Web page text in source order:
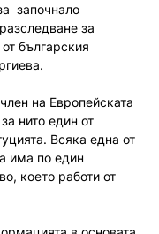
започнало
за
българския
на Европейската
нито един от
Всяка една от
има по един
което работи от